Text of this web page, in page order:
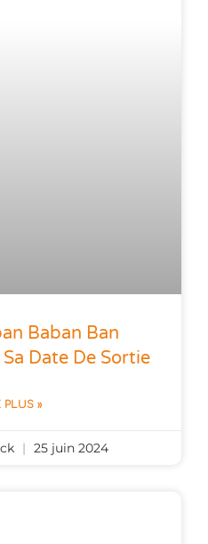
Baban Ban
Date De Sortie
PLUS »
25 juin 2024